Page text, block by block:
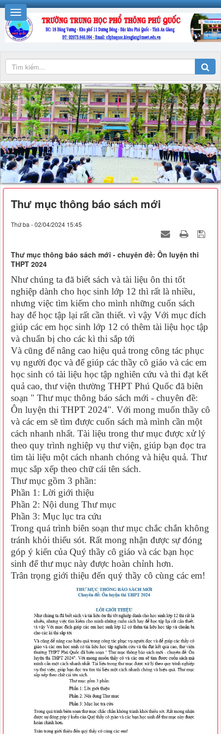
Thư mục thông báo sách mới
Thứ ba - 02/04/2024 15:45
Thư mục thông báo sách mới - chuyên đề: Ôn luyện thi
THPT 2024
Như chúng ta đã biết sách và tài liệu ôn thi tốt
nghiệp dành cho học sinh lớp 12 thì rất là nhiều,
nhưng việc tìm kiếm cho mình những cuốn sách
hay để học tập lại rất cần thiết. vì vậy Với mục đích
giúp các em học sinh lớp 12 có thêm tài liệu học tập
và chuẩn bị cho các kì thi sắp tới
Và cũng để nâng cao hiệu quả trong công tác phục
vụ người đọc và để giúp các thầy cô giáo và các em
học sinh có tài liệu học tập nghiên cứu và thi đạt kết
quả cao, thư viện thường THPT Phú Quốc đã biên
soạn " Thư mục thông báo sách mới - chuyên đề:
Ôn luyện thi THPT 2024". Với mong muốn thầy cô
và các em sẽ tìm được cuốn sách mà mình cần một
cách nhanh nhất. Tài liệu trong thư mục được xử lý
theo quy trình nghiệp vụ thư viện, giúp bạn đọc tra
tìm tài liệu một cách nhanh chóng và hiệu quả. Thư
mục sắp xếp theo chữ cái tên sách.
Thư mục gồm 3 phần:
Phần 1: Lời giới thiệu
Phần 2: Nội dung Thư mục
Phần 3: Mục lục tra cứu
Trong quá trình biên soạn thư mục chắc chắn không
tránh khỏi thiếu sót. Rất mong nhận được sự đóng
góp ý kiến của Quý thầy cô giáo và các bạn học
sinh để thư mục này được hoàn chỉnh hơn.
Trân trọng giới thiệu đến quý thầy cô cùng các em!